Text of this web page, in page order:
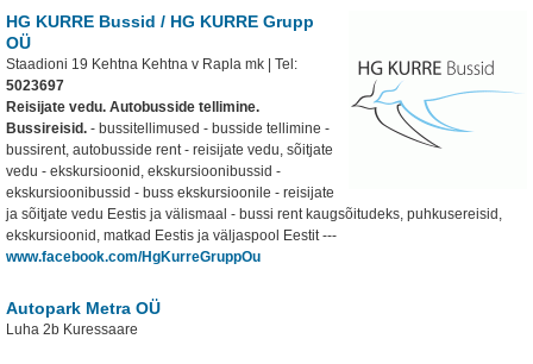
HG KURRE Bussid / HG KURRE Grupp
OÜ
Staadioni 19 Kehtna Kehtna v Rapla mk | Tel:
5023697
Reisijate vedu. Autobusside tellimine.
Bussireisid. - bussitellimused - busside tellimine -
bussirent, autobusside rent - reisijate vedu, sõitjate
vedu - ekskursioonid, ekskursioonibussid -
ekskursioonibussid - buss ekskursioonile - reisijate
ja sõitjate vedu Eestis ja välismaal - bussi rent kaugsõitudeks, puhkusereisid,
ekskursioonid, matkad Eestis ja väljaspool Eestit---
www.facebook.com/HgKurreGruppOu
Autopark Metra OÜ
Luha 2b Kuressaare